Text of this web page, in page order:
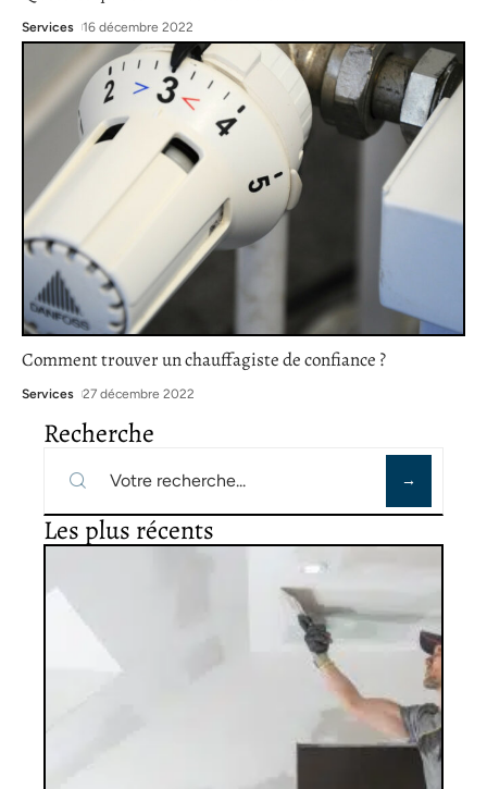
Services 16 décembre 2022
Comment trouver un chauffagiste de confiance ?
Services 27 décembre 2022
Recherche
Les plus récents